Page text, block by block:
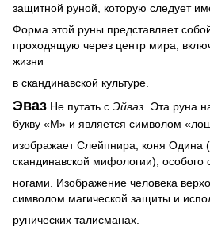
защитной руной, которую следует
Форма этой руны представляет
проходящую через центр мира,
жизни
в скандинавской культуре.
Эваз Не путать с Эйваз . Эта руна
букву «М» и является символом
изображает Слейпнира, коня Одина
скандинавской мифологии), особого
ногами. Изображение человека
символом магической защиты и
рунических талисманах.